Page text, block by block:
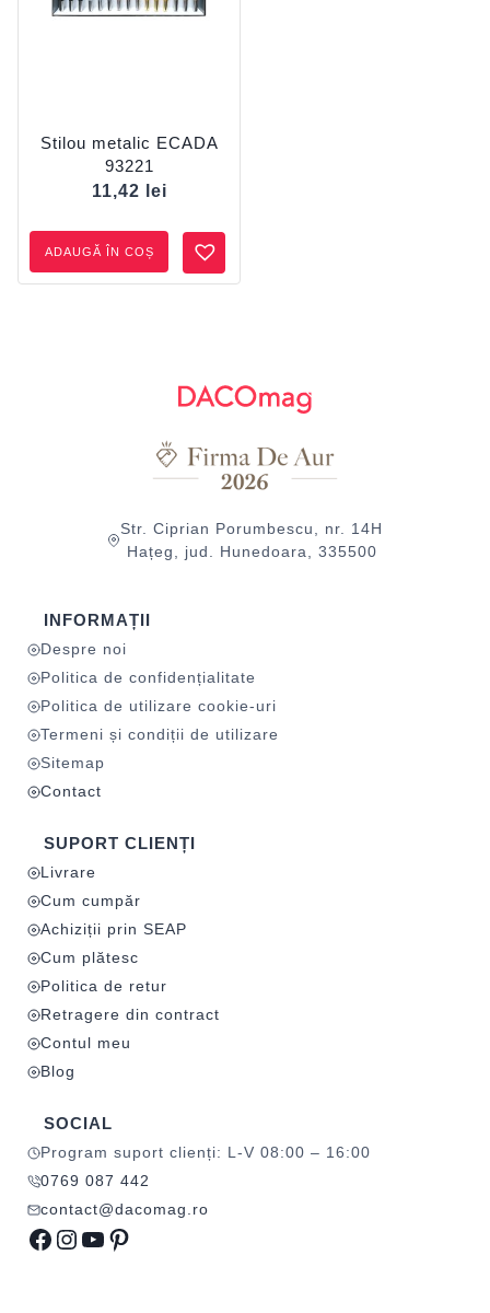
Stilou metalic ECADA
93221
11,42
lei
ADAUGĂ ÎN COȘ
Str. Ciprian Porumbescu, nr. 14H
Hațeg, jud. Hunedoara, 335500
INFORMAȚII
Despre noi
Politica de confidențialitate
Politica de utilizare cookie-uri
Termeni și condiții de utilizare
Sitemap
Contact
SUPORT CLIENȚI
Livrare
Cum cumpăr
Achiziții prin SEAP
Cum plătesc
Politica de retur
Retragere din contract
Contul meu
Blog
SOCIAL
Program suport clienți: L-V 08:00 – 16:00
0769 087 442
contact@dacomag.ro
Facebook
Instagram
YouTube
Pinterest